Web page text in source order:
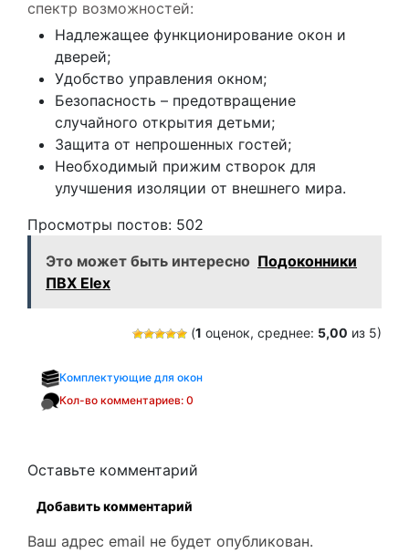
спектр возможностей:
Надлежащее функционирование окон и
дверей;
Удобство управления окном;
Безопасность – предотвращение
случайного открытия детьми;
Защита от непрошенных гостей;
Необходимый прижим створок для
улучшения изоляции от внешнего мира.
Просмотры постов: 502
Это может быть интересно Подоконники
ПВХ Elex
(1 оценок, среднее: 5,00 из 5)
Комплектующие для окон
Кол-во комментариев: 0
Оставьте комментарий
Добавить комментарий
Ваш адрес email не будет опубликован.